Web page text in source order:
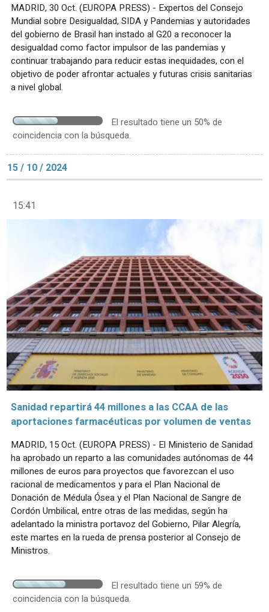
MADRID, 30 Oct. (EUROPA PRESS) - Expertos del Consejo
Mundial sobre Desigualdad, SIDA y Pandemias y autoridades
del gobierno de Brasil han instado al G20 a reconocer la
desigualdad como factor impulsor de las pandemias y
continuar trabajando para reducir estas inequidades, con el
objetivo de poder afrontar actuales y futuras crisis sanitarias
a nivel global.
El resultado tiene un 50% de
coincidencia con la búsqueda.
15 / 10 / 2024
15:41
Sanidad repartirá 44 millones a las CCAA de las
aportaciones farmacéuticas por volumen de ventas
MADRID, 15 Oct. (EUROPA PRESS) - El Ministerio de Sanidad
ha aprobado un reparto a las comunidades autónomas de 44
millones de euros para proyectos que favorezcan el uso
racional de medicamentos y para el Plan Nacional de
Donación de Médula Ósea y el Plan Nacional de Sangre de
Cordón Umbilical, entre otras de las medidas, según ha
adelantado la ministra portavoz del Gobierno, Pilar Alegría,
este martes en la rueda de prensa posterior al Consejo de
Ministros.
El resultado tiene un 59% de
coincidencia con la búsqueda.